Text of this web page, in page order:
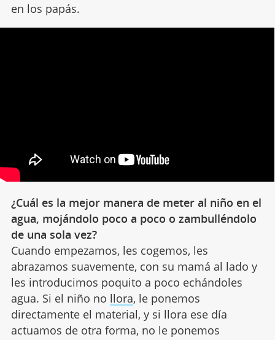
en los papás.
¿Cuál es la mejor manera de meter al niño en el
agua, mojándolo poco a poco o zambulléndolo
de una sola vez?
Cuando empezamos, les cogemos, les
abrazamos suavemente, con su mamá al lado y
les introducimos poquito a poco echándoles
agua. Si el niño no llora, le ponemos
directamente el material, y si llora ese día
actuamos de otra forma, no le ponemos